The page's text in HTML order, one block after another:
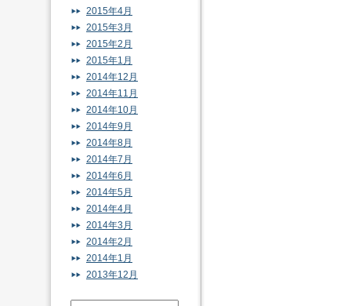
2015年4月
2015年3月
2015年2月
2015年1月
2014年12月
2014年11月
2014年10月
2014年9月
2014年8月
2014年7月
2014年6月
2014年5月
2014年4月
2014年3月
2014年2月
2014年1月
2013年12月